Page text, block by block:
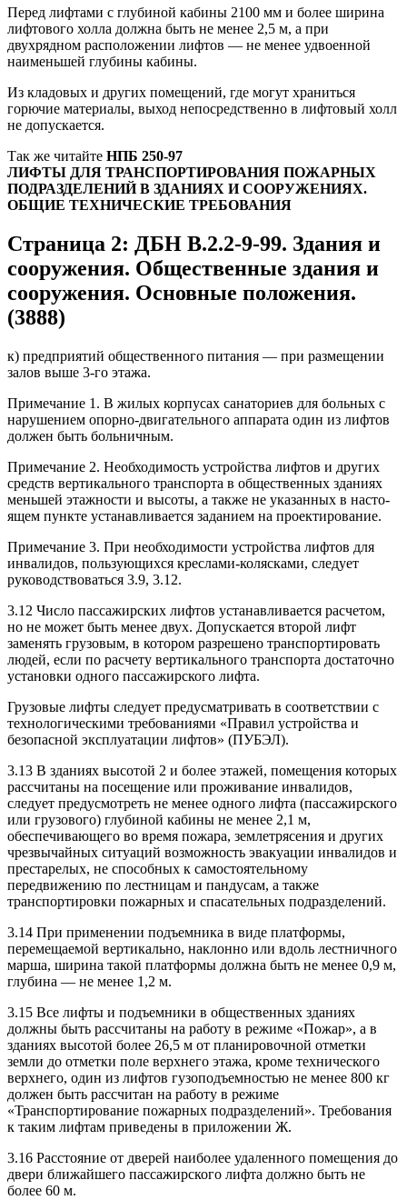
Перед лифтами с глубиной кабины 2100 мм и более ширина
лифтового холла должна быть не менее 2,5 м, а при
двухрядном расположении лифтов — не менее удвоенной
наименьшей глубины кабины.
Из кладовых и других помещений, где могут храниться
горючие материалы, выход непосредственно в лифтовый холл
не допускается.
Так же читайте НПБ 250-97
ЛИФТЫ ДЛЯ ТРАНСПОРТИРОВАНИЯ ПОЖАРНЫХ
ПОДРАЗДЕЛЕНИЙ В ЗДАНИЯХ И СООРУЖЕНИЯХ.
ОБЩИЕ ТЕХНИЧЕСКИЕ ТРЕБОВАНИЯ
Страница 2: ДБН В.2.2-9-99. Здания и
сооружения. Общественные здания и
сооружения. Основные положения.
(3888)
к) предприятий общественного питания — при размещении
залов выше 3-го этажа.
Примечание 1. В жилых корпусах санаториев для больных с
нарушением опорно-двигательного аппарата один из лифтов
должен быть больничным.
Примечание 2. Необходимость устройства лифтов и других
средств вертикального транспорта в общественных зданиях
меньшей этажности и высоты, а также не указанных в насто­
ящем пункте устанавливается заданием на проектирование.
Примечание 3. При необходимости устройства лифтов для
инвалидов, пользующихся креслами-ко­лясками, следует
руководствоваться 3.9, 3.12.
3.12 Число пассажирских лифтов устанавливается расчетом,
но не может быть менее двух. Допускается второй лифт
заменять грузовым, в котором разрешено транспортировать
людей, если по расчету вертикального транспорта достаточно
установки одного пассажирского лифта.
Грузовые лифты следует предусматривать в соответствии с
технологическими требованиями «Правил устройства и
безопасной эксплуатации лифтов» (ПУБЭЛ).
3.13 В зданиях высотой 2 и более этажей, помещения которых
рассчитаны на посещение или проживание инвалидов,
следует предусмотреть не менее одного лифта (пассажирского
или грузового) глубиной кабины не менее 2,1 м,
обеспечивающего во время пожара, землетрясения и других
чрезвычайных ситуаций возможность эвакуации инвалидов и
престарелых, не способных к самостоятельному
передвижению по лестницам и пандусам, а также
транспортировки пожарных и спасательных подразделений.
3.14 При применении подъемника в виде платформы,
перемещаемой вертикально, наклонно или вдоль лестничного
марша, ширина такой платформы должна быть не менее 0,9 м,
глубина — не менее 1,2 м.
3.15 Все лифты и подъемники в общественных зданиях
должны быть рассчитаны на работу в режиме «Пожар», а в
зданиях высотой более 26,5 м от планировочной отметки
земли до отметки поле верхнего этажа, кроме технического
верхнего, один из лифтов гузоподъемностью не менее 800 кг
должен быть рассчитан на работу в режиме
«Транспортирование пожарных подразделений». Требования
к таким лифтам приведены в приложении Ж.
3.16 Расстояние от дверей наиболее удаленного помещения до
двери ближайшего пассажирского лифта должно быть не
более 60 м.